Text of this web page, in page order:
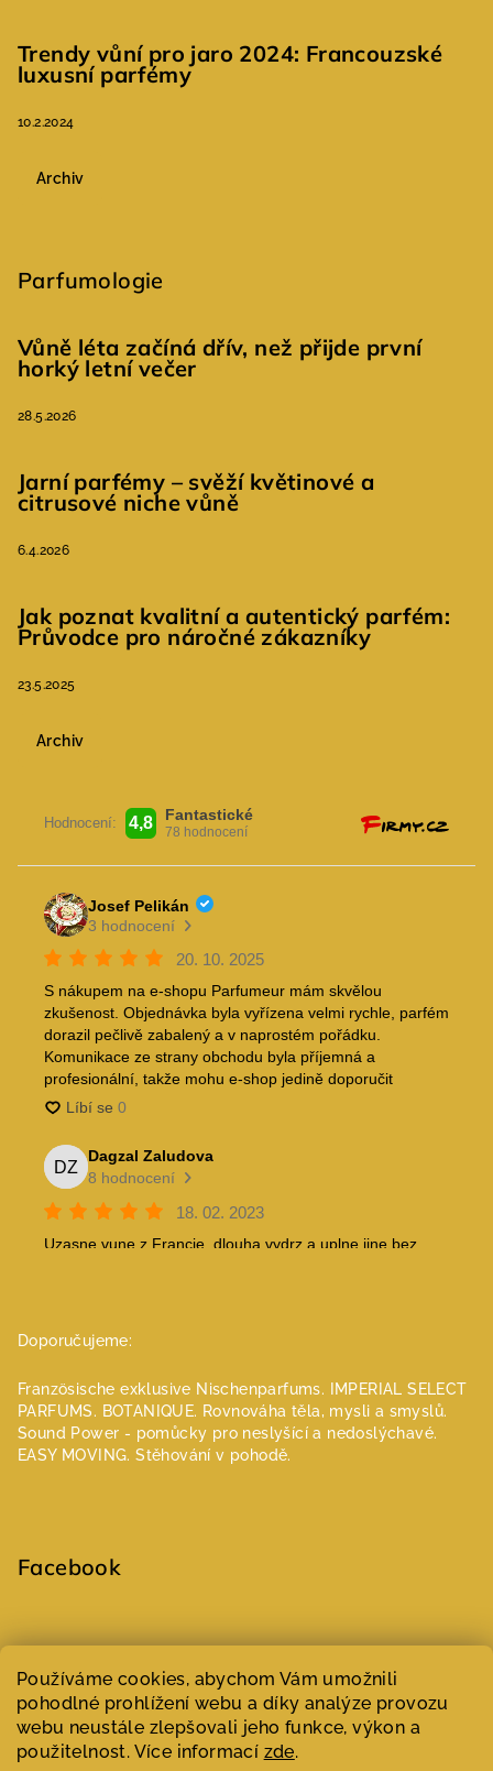
Používáme cookies, abychom Vám umožnili
pohodlné prohlížení webu a díky analýze provozu
webu neustále zlepšovali jeho funkce, výkon a
použitelnost. Více informací zde.
Trendy vůní pro jaro 2024: Francouzské
luxusní parfémy
10.2.2024
Archiv
Parfumologie
Vůně léta začíná dřív, než přijde první
horký letní večer
28.5.2026
Jarní parfémy – svěží květinové a
citrusové niche vůně
6.4.2026
Jak poznat kvalitní a autentický parfém:
Průvodce pro náročné zákazníky
23.5.2025
Archiv
Doporučujeme:
Französische exklusive Nischenparfums.
IMPERIAL SELECT
PARFUMS. BOTANIQUE. Rovnováha těla, mysli a smyslů.
Sound Power - pomůcky pro neslyšící a nedoslýchavé.
EASY MOVING. Stěhování v pohodě.
Facebook
Copyright 2026Parfumeur | Niche parfémy . Všechna práva
vyhrazena.Upravit nastavení cookies